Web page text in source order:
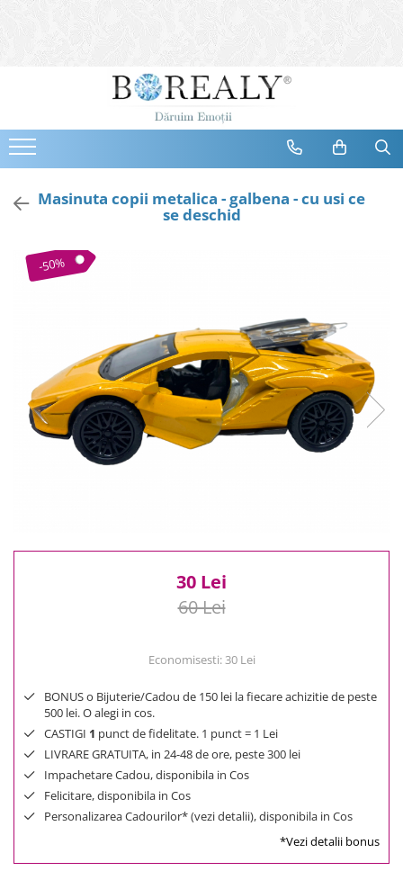
Bijuterii
Cercei
Bratari
Coliere
Tiare
Bijuterii Mirese
Selectii
Reduceri
Cele mai noi
Cele mai vandute
Masinuta copii metalica - galbena - cu usi ce
se deschid
-50%
30 Lei
60 Lei
Economisesti: 30 Lei
BONUS o Bijuterie/Cadou de 150 lei la fiecare achizitie de peste
500 lei. O alegi in cos.
CASTIGI 1 punct de fidelitate. 1 punct = 1 Lei
LIVRARE GRATUITA, in 24-48 de ore, peste 300 lei
Impachetare Cadou, disponibila in Cos
Felicitare, disponibila in Cos
Personalizarea Cadourilor* (vezi detalii), disponibila in Cos
*Vezi detalii bonus